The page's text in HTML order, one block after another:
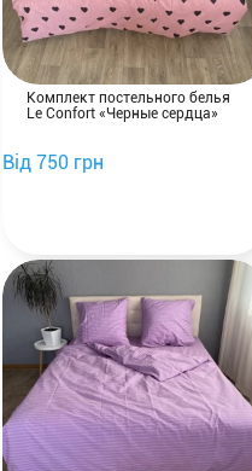
Комплект постельного белья
Le Confort «Черные сердца»
Від 750 грн